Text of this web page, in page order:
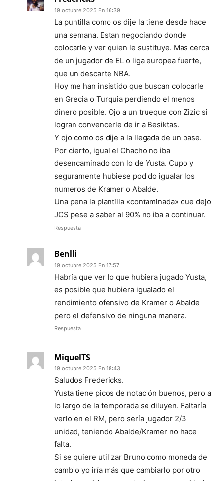
19 octubre 2025 En 16:39
La puntilla como os dije la tiene desde hace
una semana. Estan negociando donde
colocarle y ver quien le sustituye. Mas cerca
de un jugador de EL o liga europea fuerte,
que un descarte NBA.
Hoy me han insistido que buscan colocarle
en Grecia o Turquia perdiendo el menos
dinero posible. Ojo a un trueque con Zizic si
logran convencerle de ir a Besiktas.
Y ojo como os dije a la llegada de un base.
Por cierto, igual el Chacho no iba
desencaminado con lo de Yusta. Cupo y
seguramente hubiese podido igualar los
numeros de Kramer o Abalde.
Una pena la plantilla «contaminada» que dejo
JCS pese a saber al 90% no iba a continuar.
Respuesta
Benlli
19 octubre 2025 En 17:57
Habría que ver lo que hubiera jugado Yusta,
es posible que hubiera igualado el
rendimiento ofensivo de Kramer o Abalde
pero el defensivo de ninguna manera.
Respuesta
MiquelTS
19 octubre 2025 En 18:43
Saludos Fredericks.
Yusta tiene picos de notación buenos, pero a
lo largo de la temporada se diluyen. Faltaría
verlo en el RM, pero sería jugador 2/3
unidad, teniendo Abalde/Kramer no hace
falta.
Si se quiere utilizar Bruno como moneda de
cambio yo iría más que cambiarlo por otro